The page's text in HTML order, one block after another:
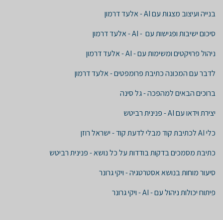
בנייה ועיצוב מצגות עם AI - אלעד דרמון
סיכום ישיבות ופגישות עם - AI - אלעד דרמון
ניהול פרויקטים ומשימות עם - AI - אלעד דרמון
לדבר עם המכונה כתיבת פרומפטים - אלעד דרמון
ברוכים הבאים למהפכה - גל סינה
יצירת וידאו עם AI - פנינית רביטש
כלי AI לכתיבת קוד מבלי לדעת קוד - ישראל רוזן
כתיבת מסמכים בדקות בודדות על כל נושא - פנינית רביטש
סיעור מוחות בנושא אסטרטגיה - ויקי גרונר
פיתוח יכולות ניהול עם - AI - ויקי גרונר